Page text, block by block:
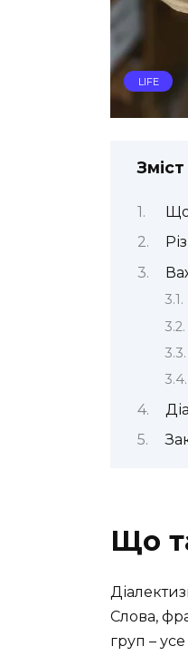
LIFE
Зміст
Що
Що
Слова,
груп –